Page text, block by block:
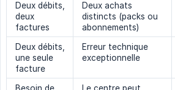
Deux débits,
deux
factures
Deux achats
distincts (packs ou
abonnements)
Deux débits,
une seule
facture
Erreur technique
exceptionnelle